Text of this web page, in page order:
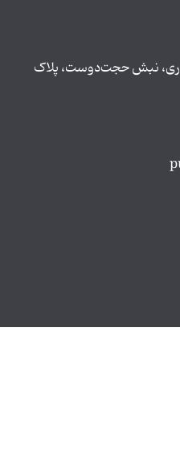
نبش حجت‌دوست، پلاک